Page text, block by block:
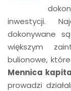
inwestycji.
dokonywane
większym
bulionowe,
Mennica
prowadzi